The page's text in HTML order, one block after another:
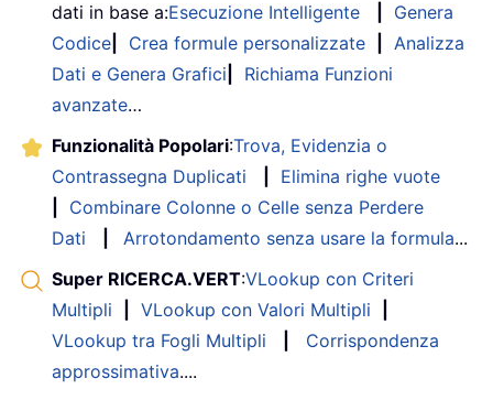
dati in base a:Esecuzione Intelligente
Genera
Codice
Crea formule personalizzate
Analizza
Dati e Genera Grafici
Richiama Funzioni
avanzate…
Funzionalità Popolari:Trova, Evidenzia o
Contrassegna Duplicati
Elimina righe vuote
Combinare Colonne o Celle senza Perdere
Dati
Arrotondamento senza usare la formula...
Super RICERCA.VERT:VLookup con Criteri
Multipli
VLookup con Valori Multipli
VLookup tra Fogli Multipli
Corrispondenza
approssimativa....